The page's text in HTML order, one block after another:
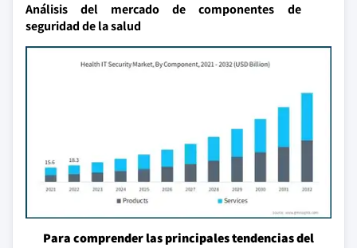
Análisis del mercado de componentes de
seguridad de la salud
Para comprender las principales tendencias del